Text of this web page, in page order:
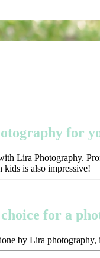
for
Lira Photography.
is also impressive!
for a
by Lira